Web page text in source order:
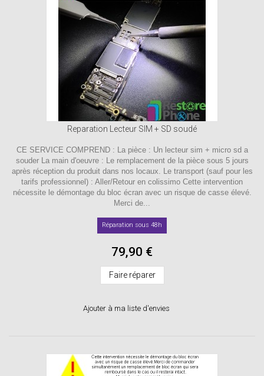
Reparation Lecteur SIM + SD soudé
CE SERVICE COMPREND : La pièce : Un lecteur sim + micro sd a
souder La main d'oeuvre : Le remplacement de la pièce sous 5 jours
après réception du produit dans nos locaux. Le transport (sauf pour les
tarifs professionnel) : Aller/Retour en colissimo Cette intervention
nécessite le démontage du bloc écran avec un risque de casse élevé.
Merci de...
Réparation sous 48h
79,90 €
Faire réparer
Ajouter à ma liste d'envies